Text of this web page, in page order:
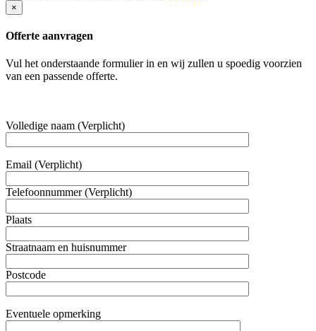
×
Offerte aanvragen
Vul het onderstaande formulier in en wij zullen u spoedig voorzien
van een passende offerte.
Volledige naam (Verplicht)
Email (Verplicht)
Telefoonnummer (Verplicht)
Plaats
Straatnaam en huisnummer
Postcode
Eventuele opmerking